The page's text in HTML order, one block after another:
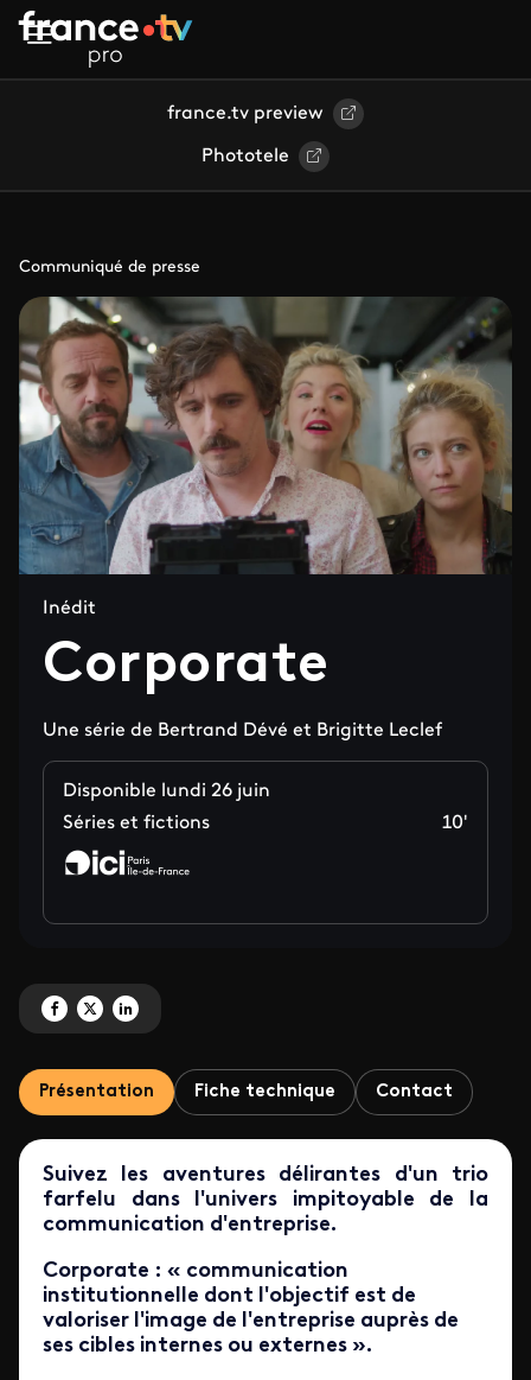
Aller au contenu principal
france.tv preview
Phototele
Communiqué de presse
Inédit
Corporate
Une série de Bertrand Dévé et Brigitte Leclef
Disponible lundi 26 juin
Séries et fictions
10'
Partagez 'Corporate' sur Facebook
Partagez 'Corporate' sur X
Partagez 'Corporate' sur LinkedIn
Présentation Fiche technique Contact
Suivez les aventures délirantes d'un trio
farfelu dans l'univers impitoyable de la
communication d'entreprise.
Corporate : « communication
institutionnelle dont l'objectif est de
valoriser l'image de l'entreprise auprès de
ses cibles internes ou externes ».